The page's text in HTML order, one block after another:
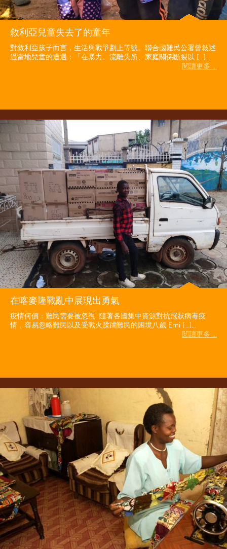
敘利亞兒童失去了的童年
對敘利亞孩子而言，生活與戰爭劃上等號。聯合國難民公署曾敍述
過當地兒童的遭遇：「在暴力、流離失所、家庭關係斷裂以 […]...
閱讀更多 ...
在喀麥隆戰亂中展現出勇氣
疫情何價：難民需要被忽視 隨著各國集中資源對抗冠狀病毒疫
情，容易忽略難民以及受戰火蹂躪難民的困境八歲 Emi […]...
閱讀更多 ...